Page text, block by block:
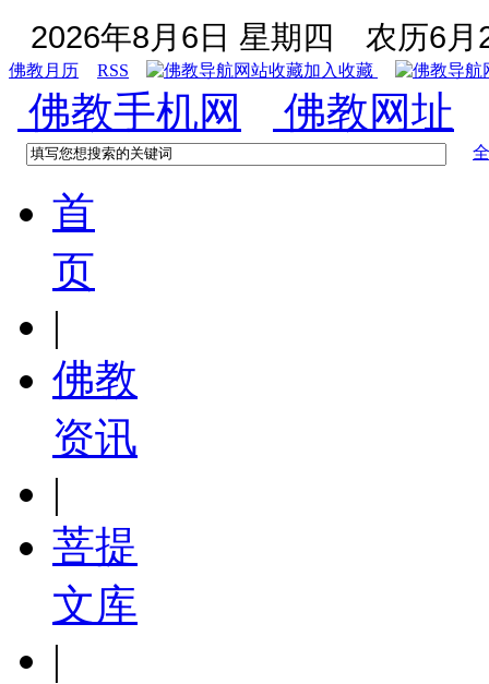
2026年8月6日 星期四 农历6月
佛教月历 RSS 加入收藏
佛教手机网 佛教网址
首
页
|
佛教
资讯
|
菩提
文库
|